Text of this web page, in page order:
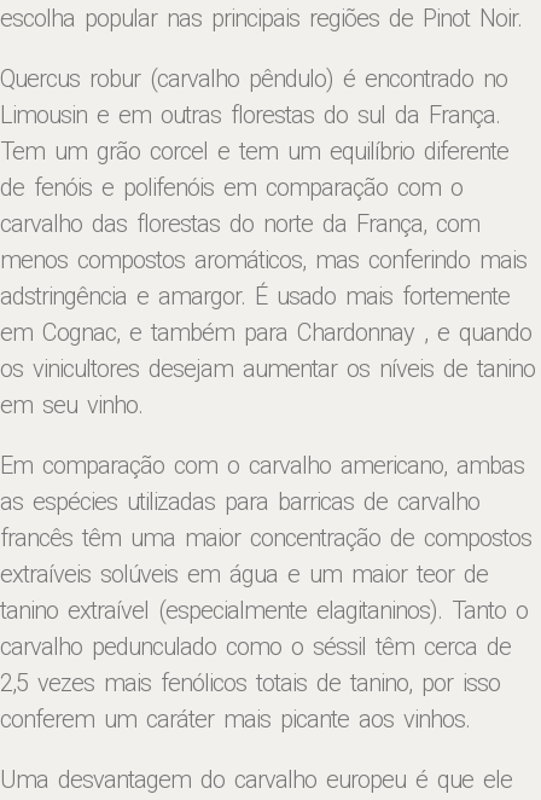
escolha popular nas principais regiões de Pinot Noir.
Quercus robur (carvalho pêndulo) é encontrado no
Limousin e em outras florestas do sul da França.
Tem um grão corcel e tem um equilíbrio diferente
de fenóis e polifenóis em comparação com o
carvalho das florestas do norte da França, com
menos compostos aromáticos, mas conferindo mais
adstringência e amargor. É usado mais fortemente
em Cognac, e também para Chardonnay , e quando
os vinicultores desejam aumentar os níveis de tanino
em seu vinho.
Em comparação com o carvalho americano, ambas
as espécies utilizadas para barricas de carvalho
francês têm uma maior concentração de compostos
extraíveis solúveis em água e um maior teor de
tanino extraível (especialmente elagitaninos). Tanto o
carvalho pedunculado como o séssil têm cerca de
2,5 vezes mais fenólicos totais de tanino, por isso
conferem um caráter mais picante aos vinhos.
Uma desvantagem do carvalho europeu é que ele